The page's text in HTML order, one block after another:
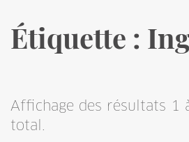
Vidéos
Étiquette :
Affichage des résultats 1
total.